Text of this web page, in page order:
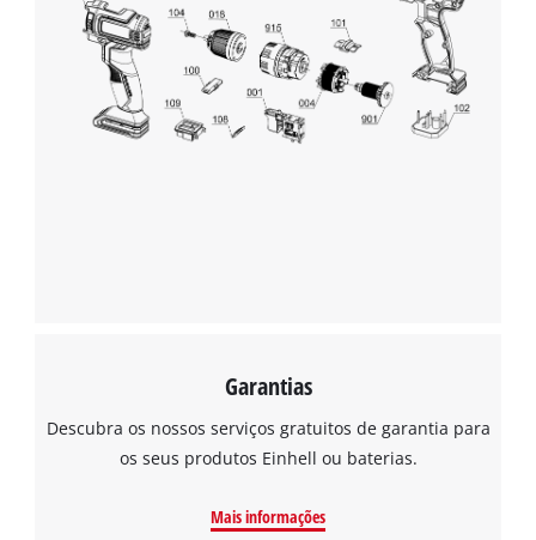
Garantias
Descubra os nossos serviços gratuitos de garantia para
os seus produtos Einhell ou baterias.
Mais informações